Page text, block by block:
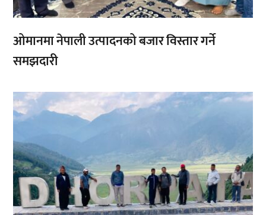
ओमानमा नेपाली उत्पादनको बजार विस्तार गर्ने
समझदारी
,,